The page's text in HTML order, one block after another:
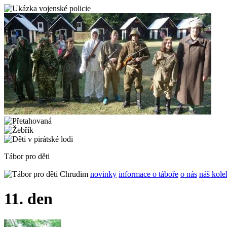
Tábor pro děti
novinky informace o táboře o nás náš
11. den